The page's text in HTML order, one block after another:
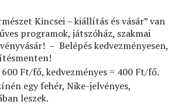
Kincsei – kiállítás és vásár” van
programok, játszóház, szakmai
– Belépés kedvezményesen,
Ft/fő, kedvezményes = 400 Ft/fő.
egy fehér, Nike-jelvényes,
leszek.